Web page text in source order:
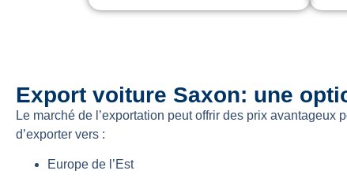
Export voiture Saxon: une
Le marché de l’exportation peut offrir des prix
d’exporter vers :
Europe de l’Est